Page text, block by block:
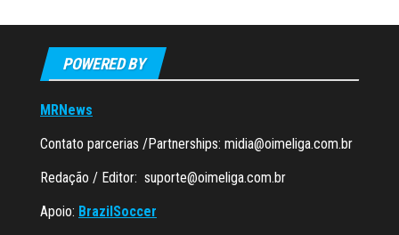
POWERED BY
MRNews
Contato parcerias /Partnerships: midia@oimeliga.com.br
Redação / Editor: suporte@oimeliga.com.br
Apoio: BrazilSoccer